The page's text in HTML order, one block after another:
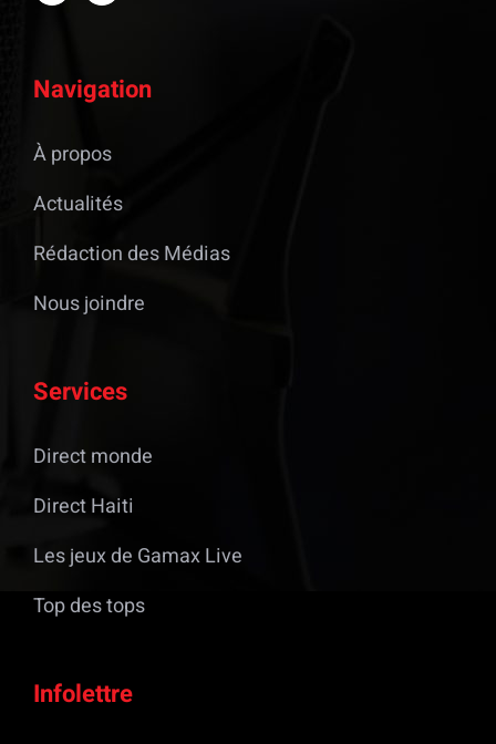
Navigation
À propos
Actualités
Rédaction des Médias
Nous joindre
Services
Direct monde
Direct Haiti
Les jeux de Gamax Live
Top des tops
Infolettre